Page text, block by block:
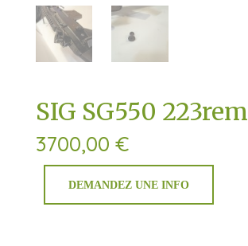
SIG SG550 223rem
3700,00 €
DEMANDEZ UNE INFO